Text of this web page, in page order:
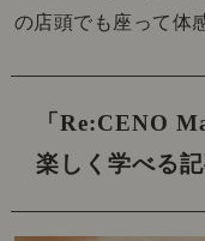
の店頭でも座って体
「Re:CENO
楽しく学べる